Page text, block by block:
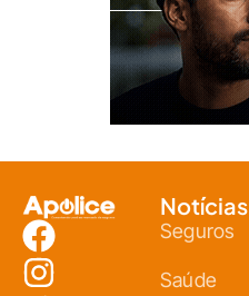
Notícias
Seguros
Saúde